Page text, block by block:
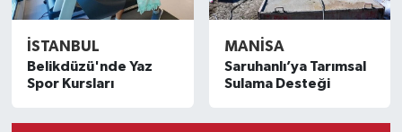
İSTANBUL
Belikdüzü'nde Yaz
Spor Kursları
MANISA
Saruhanlı’ya Tarımsal
Sulama Desteği